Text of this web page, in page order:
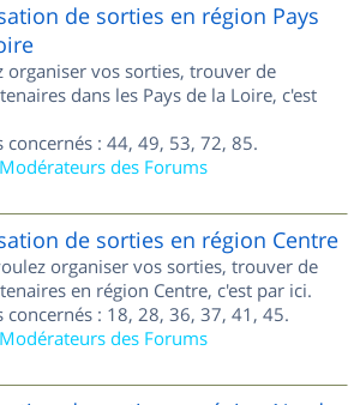
de sorties en région Pays
organiser vos sorties, trouver de
dans les Pays de la Loire, c'est
concernés : 44, 49, 53, 72, 85.
Modérateurs des Forums
de sorties en région Centre
organiser vos sorties, trouver de
en région Centre, c'est par ici.
concernés : 18, 28, 36, 37, 41, 45.
Modérateurs des Forums